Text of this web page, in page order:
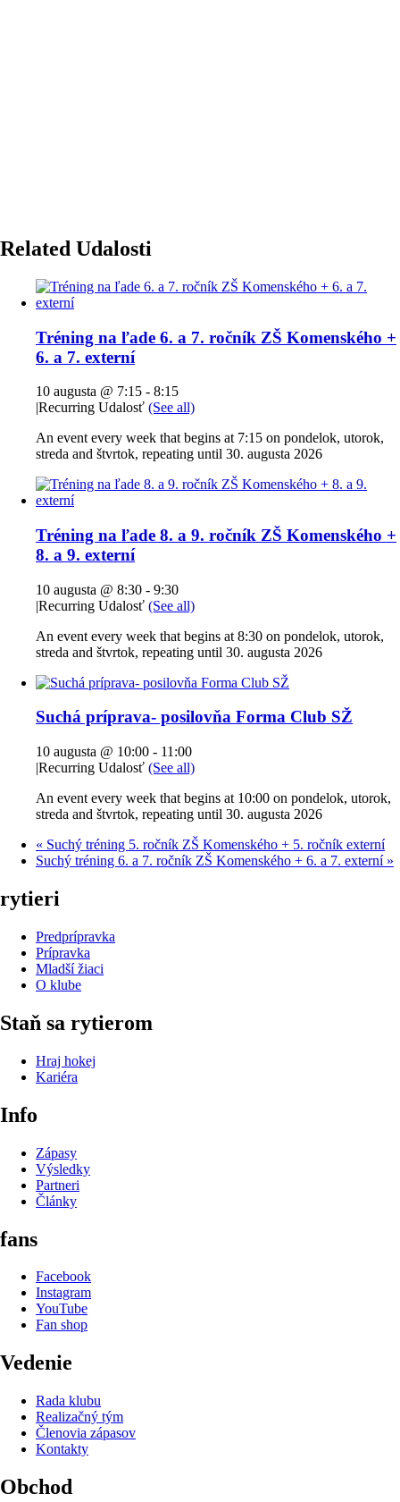
Related Udalosti
Tréning na ľade 6. a 7. ročník ZŠ Komenského +
6. a 7. externí
10 augusta @ 7:15 - 8:15
|Recurring Udalosť (See all)
An event every week that begins at 7:15 on pondelok, utorok,
streda and štvrtok, repeating until 30. augusta 2026
Tréning na ľade 8. a 9. ročník ZŠ Komenského +
8. a 9. externí
10 augusta @ 8:30 - 9:30
|Recurring Udalosť (See all)
An event every week that begins at 8:30 on pondelok, utorok,
streda and štvrtok, repeating until 30. augusta 2026
Suchá príprava- posilovňa Forma Club SŽ
10 augusta @ 10:00 - 11:00
|Recurring Udalosť (See all)
An event every week that begins at 10:00 on pondelok, utorok,
streda and štvrtok, repeating until 30. augusta 2026
« Suchý tréning 5. ročník ZŠ Komenského + 5. ročník externí
Suchý tréning 6. a 7. ročník ZŠ Komenského + 6. a 7. externí »
rytieri
Predprípravka
Prípravka
Mladší žiaci
O klube
Staň sa rytierom
Hraj hokej
Kariéra
Info
Zápasy
Výsledky
Partneri
Články
fans
Facebook
Instagram
YouTube
Fan shop
Vedenie
Rada klubu
Realizačný tým
Členovia zápasov
Kontakty
Obchod